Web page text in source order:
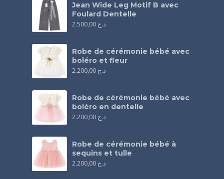
Jean Wide Leg Motif B avec
Foulard Dentelle
د.ج
Robe de cérémonie bébé avec
boléro et fleur
د.ج
Robe de cérémonie bébé avec
boléro en dentelle
د.ج
Robe de cérémonie bébé à
sequins et tulle
د.ج